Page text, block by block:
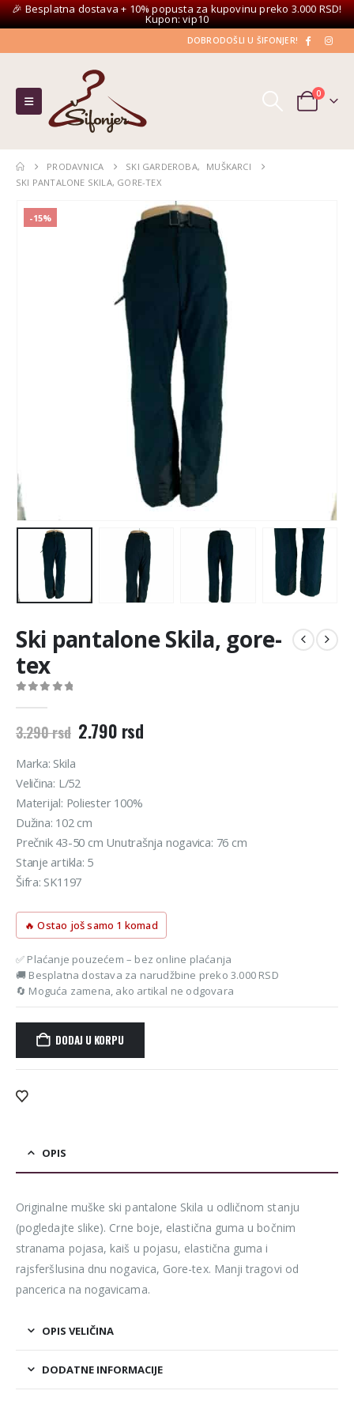
🎉 Besplatna dostava + 10% popusta za kupovinu preko 3.000 RSD!
Kupon: vip10
DOBRODOŠLI U ŠIFONJER!
0
PRODAVNICA SKI GARDEROBA,
MUŠKARCI
SKI PANTALONE SKILA, GORE-TEX
-15%
Ski pantalone Skila, gore-
tex
3.290rsd Originalna
cena
bila:
3.290 rsd.
2.790 rsdTrenutna
cena
Marka: Skila
Veličina: L/52
Materijal: Poliester 100%
Dužina: 102 cm
Prečnik 43-50 cm Unutrašnja nogavica: 76 cm
Stanje artikla: 5
Šifra: SK1197
🔥 Ostao još samo 1 komad
✅ Plaćanje pouzećem – bez online plaćanja
🚚 Besplatna dostava za narudžbine preko 3.000 RSD
🔄 Moguća zamena, ako artikal ne odgovara
DODAJ U KORPU
Alternative:
OPIS
Originalne muške ski pantalone Skila u odličnom stanju
(pogledajte slike). Crne boje, elastična guma u bočnim
stranama pojasa, kaiš u pojasu, elastična guma i
rajsferšlusina dnu nogavica, Gore-tex. Manji tragovi od
pancerica na nogavicama.
OPIS VELIČINA
DODATNE INFORMACIJE